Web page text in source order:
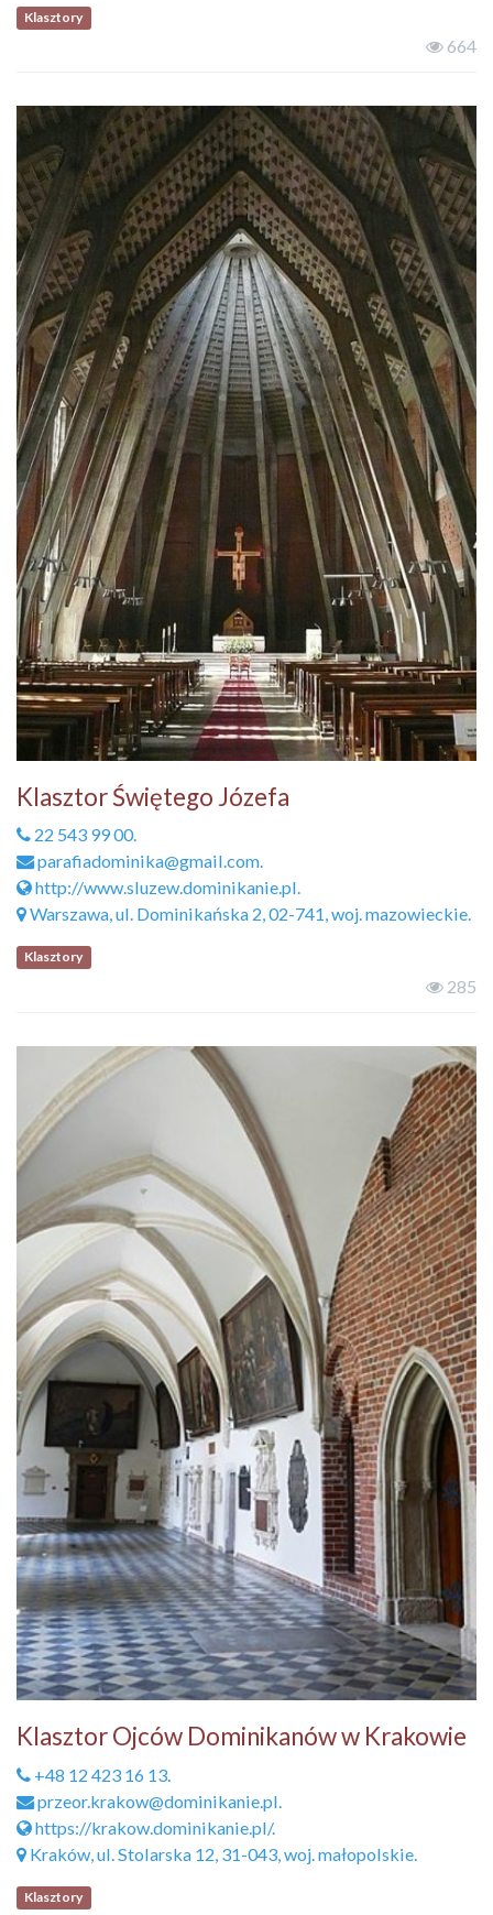
Klasztory
664
Klasztor Świętego Józefa
22 543 99 00.
parafiadominika@gmail.com.
http://www.sluzew.dominikanie.pl.
Warszawa, ul. Dominikańska 2, 02-741, woj. mazowieckie.
Klasztory
285
Klasztor Ojców Dominikanów w Krakowie
+48 12 423 16 13.
przeor.krakow@dominikanie.pl.
https://krakow.dominikanie.pl/.
Kraków, ul. Stolarska 12, 31-043, woj. małopolskie.
Klasztory